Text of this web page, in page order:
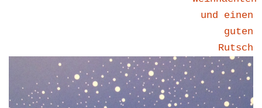
und einen
guten
Rutsch